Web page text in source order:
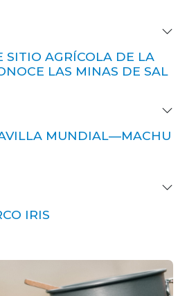
SITIO AGRÍCOLA DE LA
LAS MINAS DE SAL
MUNDIAL—MACHU
IRIS